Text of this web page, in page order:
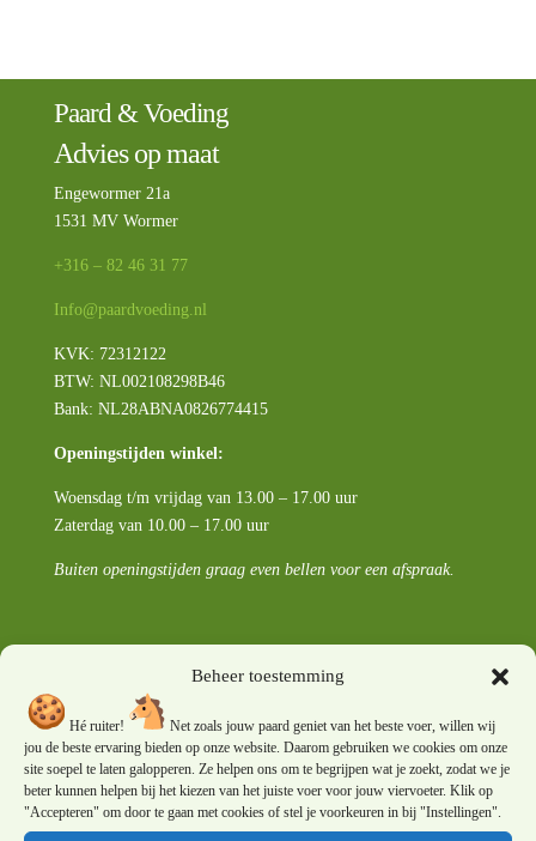
Beheer toestemming
Hé ruiter!
Net zoals jouw paard geniet van het beste voer, willen wij
jou de beste ervaring bieden op onze website. Daarom gebruiken we cookies om onze
site soepel te laten galopperen. Ze helpen ons om te begrijpen wat je zoekt, zodat we je
beter kunnen helpen bij het kiezen van het juiste voer voor jouw viervoeter. Klik op
"Accepteren" om door te gaan met cookies of stel je voorkeuren in bij "Instellingen".
Paard & Voeding
Advies op maat
Engewormer 21a
1531 MV Wormer
+316 – 82 46 31 77
Info@paardvoeding.nl
KVK: 72312122
BTW: NL002108298B46
Bank: NL28ABNA0826774415
Openingstijden winkel:
Woensdag t/m vrijdag van 13.00 – 17.00 uur
Zaterdag van 10.00 – 17.00 uur
Buiten openingstijden graag even bellen voor een afspraak.
Wis cookies van deze site
Informatie
Evenementen